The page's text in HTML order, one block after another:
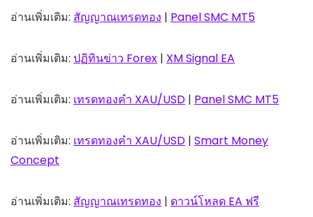
อ่านเพิ่มเติม: สัญญาณเทรดทอง | Panel SMC MT5
อ่านเพิ่มเติม: ปฏิทินข่าว Forex | XM Signal EA
อ่านเพิ่มเติม: เทรดทองคำ XAU/USD | Panel SMC MT5
อ่านเพิ่มเติม: เทรดทองคำ XAU/USD | Smart Money
Concept
อ่านเพิ่มเติม: สัญญาณเทรดทอง | ดาวน์โหลด EA ฟรี